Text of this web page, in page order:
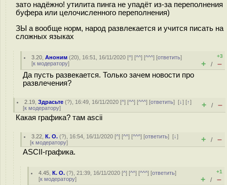
зато надёжно! утилита пинга не упадёт из-за переполнения
буфера или целочисленного переполнения)
ЗЫ а вообще норм, народ развлекается и учится писать на
сложных языках
3.20 ,Аноним (20), 16:51, 16/11/2020 [^] [^^] [^^^] [ответить]
[к модератору]
+3
+ / –
Да пусть развекается. Только зачем новости про
развлечения?
2.19 ,Здрасьте (?), 16:49, 16/11/2020 [^] [^^] [^^^] [ответить][↓] [↑]
[к модератору] + / –
Какая графика? там ascii
3.22 ,К. О. (?), 16:54, 16/11/2020 [^] [^^] [^^^] [ответить][↓]
[к модератору] + / –
ASCII-графика.
4.45 ,К. О. (?), 21:39, 16/11/2020 [^] [^^] [^^^] [ответить]
[к модератору]
+1
+ / –